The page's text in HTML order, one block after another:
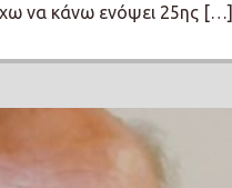
να κάνω ενόψει 25ης […]